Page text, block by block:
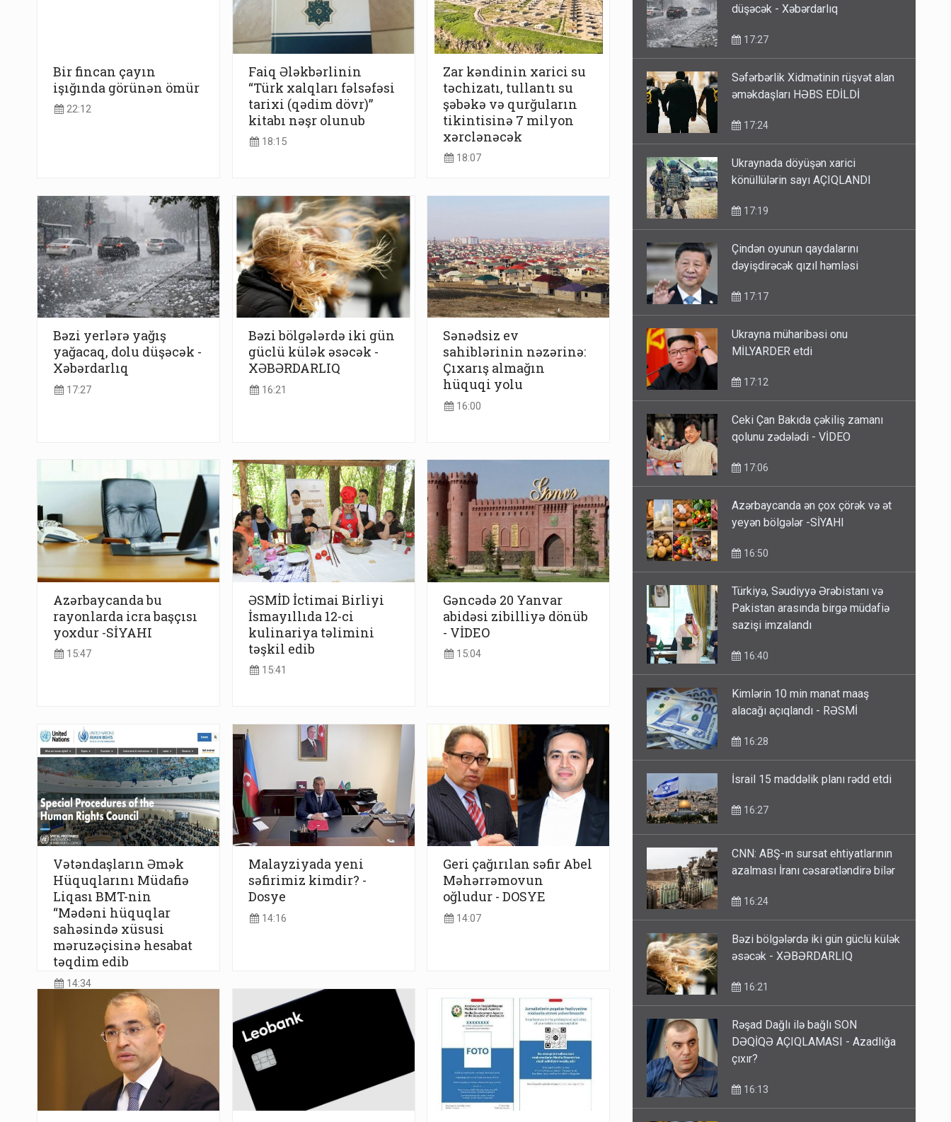
Bir fincan çayın
işığında görünən ömür
22:12
Faiq Ələkbərlinin
“Türk xalqları fəlsəfəsi
tarixi (qədim dövr)”
kitabı nəşr olunub
18:15
Zar kəndinin xarici su
təchizatı, tullantı su
şəbəkə və qurğuların
tikintisinə 7 milyon
xərclənəcək
18:07
Bəzi yerlərə yağış
yağacaq, dolu düşəcək -
Xəbərdarlıq
17:27
Bəzi bölgələrdə iki gün
güclü külək əsəcək -
XƏBƏRDARLIQ
16:21
Sənədsiz ev
sahiblərinin nəzərinə:
Çıxarış almağın
hüquqi yolu
16:00
Azərbaycanda bu
rayonlarda icra başçısı
yoxdur -SİYAHI
15:47
ƏSMİD İctimai Birliyi
İsmayıllıda 12-ci
kulinariya təlimini
təşkil edib
15:41
Gəncədə 20 Yanvar
abidəsi zibilliyə dönüb
- VİDEO
15:04
Vətəndaşların Əmək
Hüquqlarını Müdafiə
Liqası BMT-nin
“Mədəni hüquqlar
sahəsində xüsusi
məruzəçisinə hesabat
təqdim edib
14:34
Malayziyada yeni
səfirimiz kimdir? -
Dosye
14:16
Geri çağırılan səfir Abel
Məhərrəmovun
oğludur - DOSYE
14:07
düşəcək - Xəbərdarlıq
17:27
Səfərbərlik Xidmətinin rüşvət alan
əməkdaşları HƏBS EDİLDİ
17:24
Ukraynada döyüşən xarici
könüllülərin sayı AÇIQLANDI
17:19
Çindən oyunun qaydalarını
dəyişdirəcək qızıl həmləsi
17:17
Ukrayna müharibəsi onu
MİLYARDER etdi
17:12
Ceki Çan Bakıda çəkiliş zamanı
qolunu zədələdi - VİDEO
17:06
Azərbaycanda ən çox çörək və ət
yeyən bölgələr -SİYAHI
16:50
Türkiyə, Səudiyyə Ərəbistanı və
Pakistan arasında birgə müdafiə
sazişi imzalandı
16:40
Kimlərin 10 min manat maaş
alacağı açıqlandı - RƏSMİ
16:28
İsrail 15 maddəlik planı rədd etdi
16:27
CNN: ABŞ-ın sursat ehtiyatlarının
azalması İranı cəsarətləndirə bilər
16:24
Bəzi bölgələrdə iki gün güclü külək
əsəcək - XƏBƏRDARLIQ
16:21
Rəşad Dağlı ilə bağlı SON
DƏQİQƏ AÇIQLAMASI - Azadlığa
çıxır?
16:13